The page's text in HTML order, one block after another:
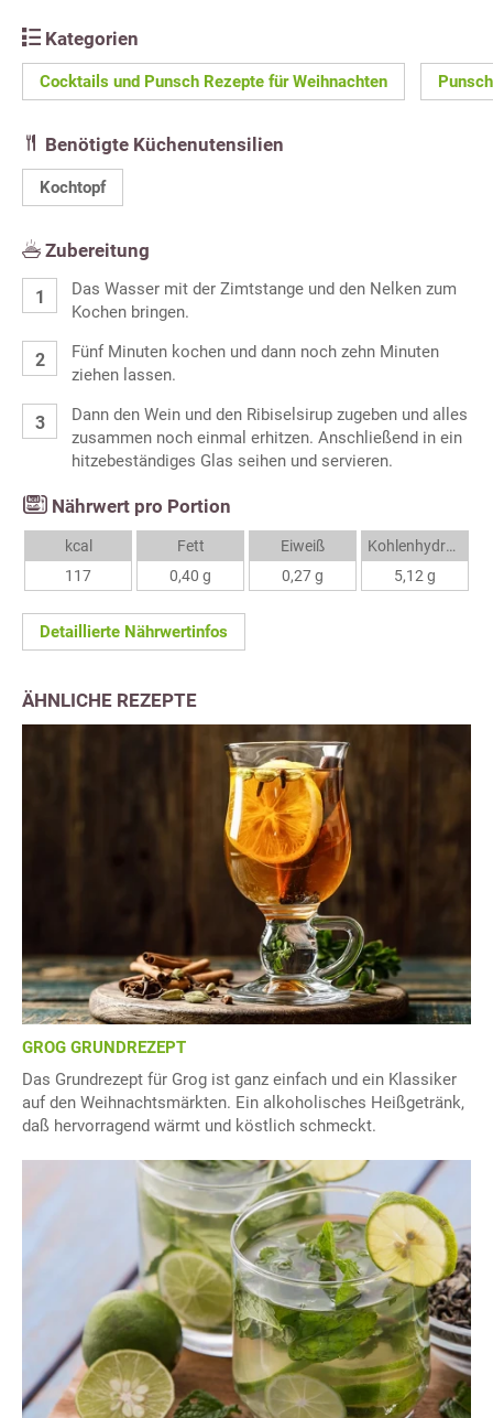
Kategorien
Cocktails und Punsch Rezepte für Weihnachten
Benötigte Küchenutensilien
Kochtopf
Zubereitung
Das Wasser mit der Zimtstange und den Nelken zum
Kochen bringen.
Fünf Minuten kochen und dann noch zehn Minuten
ziehen lassen.
Dann den Wein und den Ribiselsirup zugeben und alles
zusammen noch einmal erhitzen. Anschließend in ein
hitzebeständiges Glas seihen und servieren.
Nährwert pro Portion
kcal
117
Fett
0,40 g
Eiweiß
0,27 g
Kohlenhydrate
5,12 g
Detaillierte Nährwertinfos
ÄHNLICHE REZEPTE
GROG GRUNDREZEPT
Das Grundrezept für Grog ist ganz einfach und ein Klassiker
auf den Weihnachtsmärkten. Ein alkoholisches Heißgetränk,
daß hervorragend wärmt und köstlich schmeckt.